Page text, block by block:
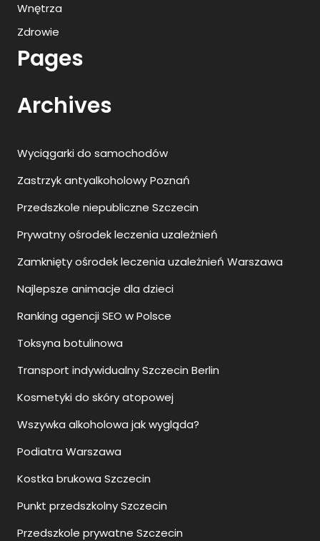
Wnętrza
Zdrowie
Pages
Archives
Wyciągarki do samochodów
Zastrzyk antyalkoholowy Poznań
Przedszkole niepubliczne Szczecin
Prywatny ośrodek leczenia uzależnień
Zamknięty ośrodek leczenia uzależnień Warszawa
Najlepsze animacje dla dzieci
Ranking agencji SEO w Polsce
Toksyna botulinowa
Transport indywidualny Szczecin Berlin
Kosmetyki do skóry atopowej
Wszywka alkoholowa jak wygląda?
Podiatra Warszawa
Kostka brukowa Szczecin
Punkt przedszkolny Szczecin
Przedszkole prywatne Szczecin